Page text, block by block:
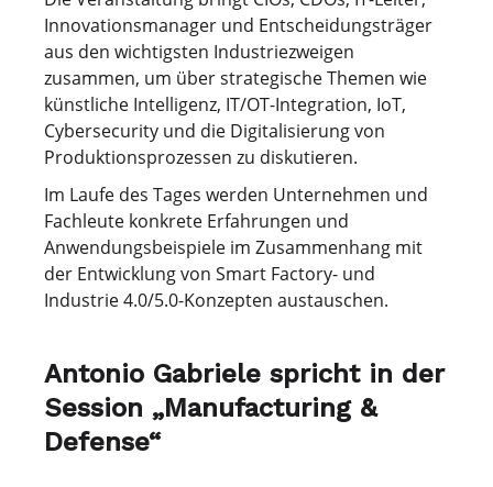
Innovationsmanager und Entscheidungsträger
aus den wichtigsten Industriezweigen
zusammen, um über strategische Themen wie
künstliche Intelligenz, IT/OT-Integration, IoT,
Cybersecurity und die Digitalisierung von
Produktionsprozessen zu diskutieren.
Im Laufe des Tages werden Unternehmen und
Fachleute konkrete Erfahrungen und
Anwendungsbeispiele im Zusammenhang mit
der Entwicklung von Smart Factory- und
Industrie 4.0/5.0-Konzepten austauschen.
Antonio Gabriele spricht in der
Session „Manufacturing &
Defense“